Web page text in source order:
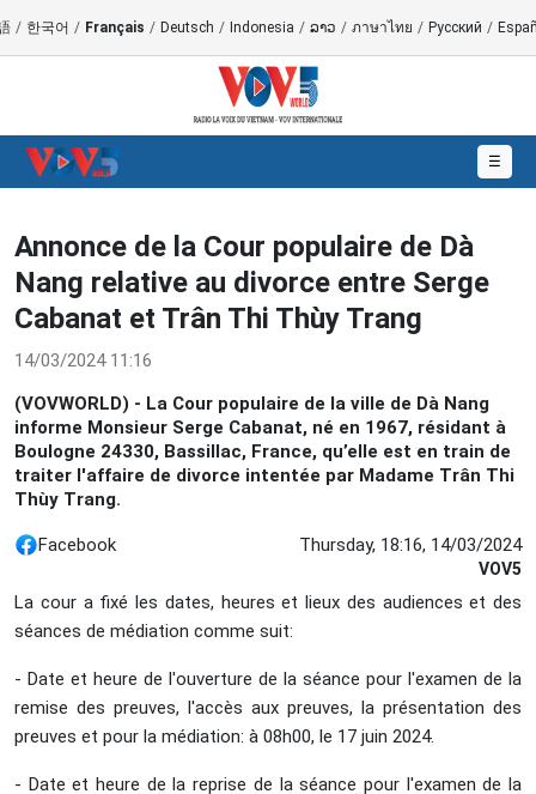
/ 한국어 / Français / Deutsch / Indonesia / ລາວ / ภาษาไทย / Русский /
☰
Annonce de la Cour populaire de Dà
Nang relative au divorce entre Serge
Cabanat et Trân Thi Thùy Trang
14/03/2024 11:16
(VOVWORLD) - La Cour populaire de la ville de Dà Nang
informe Monsieur Serge Cabanat, né en 1967, résidant à
Boulogne 24330, Bassillac, France, qu’elle est en train de
traiter l'affaire de divorce intentée par Madame Trân Thi
Thùy Trang.
Facebook Thursday, 18:16, 14/03/2024
VOV5
La cour a fixé les dates, heures et lieux des audiences et des
séances de médiation comme suit:
- Date et heure de l'ouverture de la séance pour l'examen de la
remise des preuves, l'accès aux preuves, la présentation des
preuves et pour la médiation: à 08h00, le 17 juin 2024.
- Date et heure de la reprise de la séance pour l'examen de la